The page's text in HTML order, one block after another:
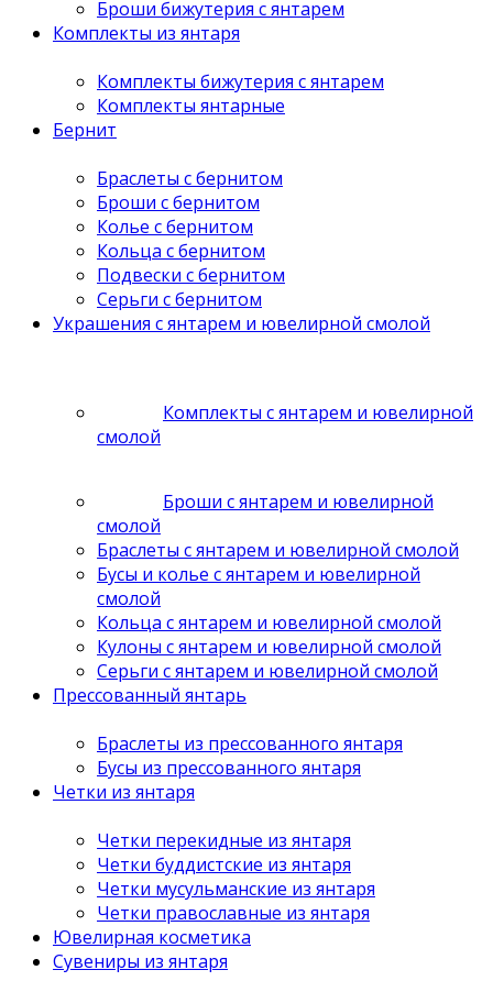
Броши бижутерия с янтарем
Комплекты из янтаря
Комплекты бижутерия с янтарем
Комплекты янтарные
Бернит
Браслеты с бернитом
Броши с бернитом
Колье с бернитом
Кольца с бернитом
Подвески с бернитом
Серьги с бернитом
Украшения с янтарем и ювелирной смолой
Комплекты с янтарем и ювелирной
смолой
Броши с янтарем и ювелирной
смолой
Браслеты с янтарем и ювелирной смолой
Бусы и колье с янтарем и ювелирной
смолой
Кольца с янтарем и ювелирной смолой
Кулоны с янтарем и ювелирной смолой
Серьги с янтарем и ювелирной смолой
Прессованный янтарь
Браслеты из прессованного янтаря
Бусы из прессованного янтаря
Четки из янтаря
Четки перекидные из янтаря
Четки буддистские из янтаря
Четки мусульманские из янтаря
Четки православные из янтаря
Ювелирная косметика
Сувениры из янтаря